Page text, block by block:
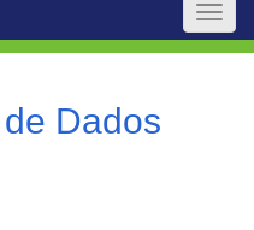
Toggle
Dados